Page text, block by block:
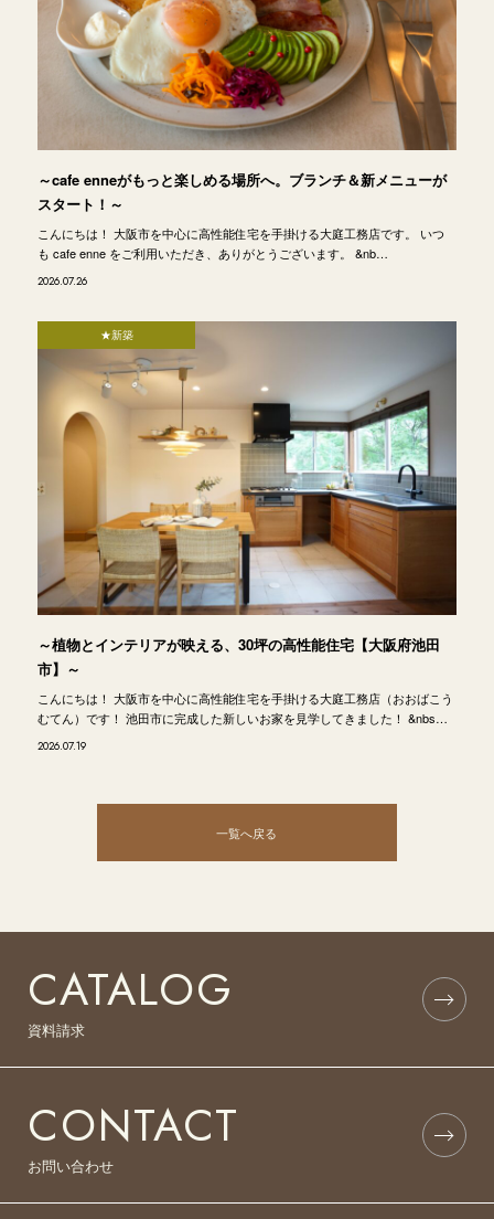
～cafe enneがもっと楽しめる場所へ。ブランチ＆新メニューが
スタート！～
こんにちは！ 大阪市を中心に高性能住宅を手掛ける大庭工務店です。 いつ
も cafe enne をご利用いただき、ありがとうございます。 &nb…
2026.07.26
★新築
～植物とインテリアが映える、30坪の高性能住宅【大阪府池田
市】～
こんにちは！ 大阪市を中心に高性能住宅を手掛ける大庭工務店（おおばこう
むてん）です！ 池田市に完成した新しいお家を見学してきました！ &nbs…
2026.07.19
一覧へ戻る
CATALOG
資料請求
CONTACT
お問い合わせ